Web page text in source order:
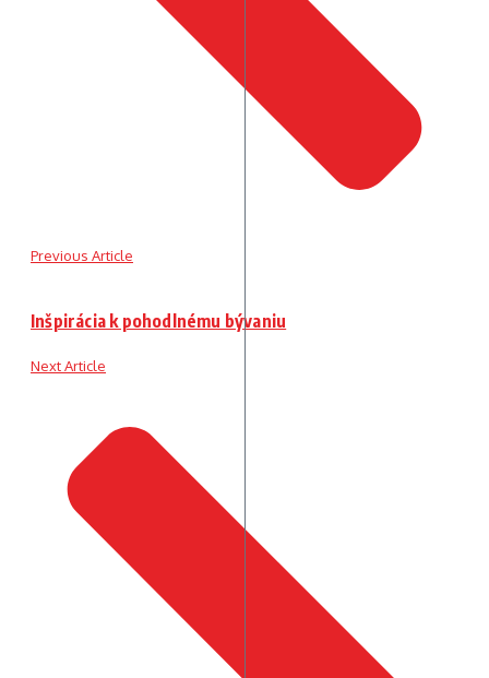
Previous Article
Inšpirácia k pohodlnému bývaniu
Next Article